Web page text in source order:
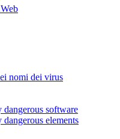
nomi dei virus
software
elements